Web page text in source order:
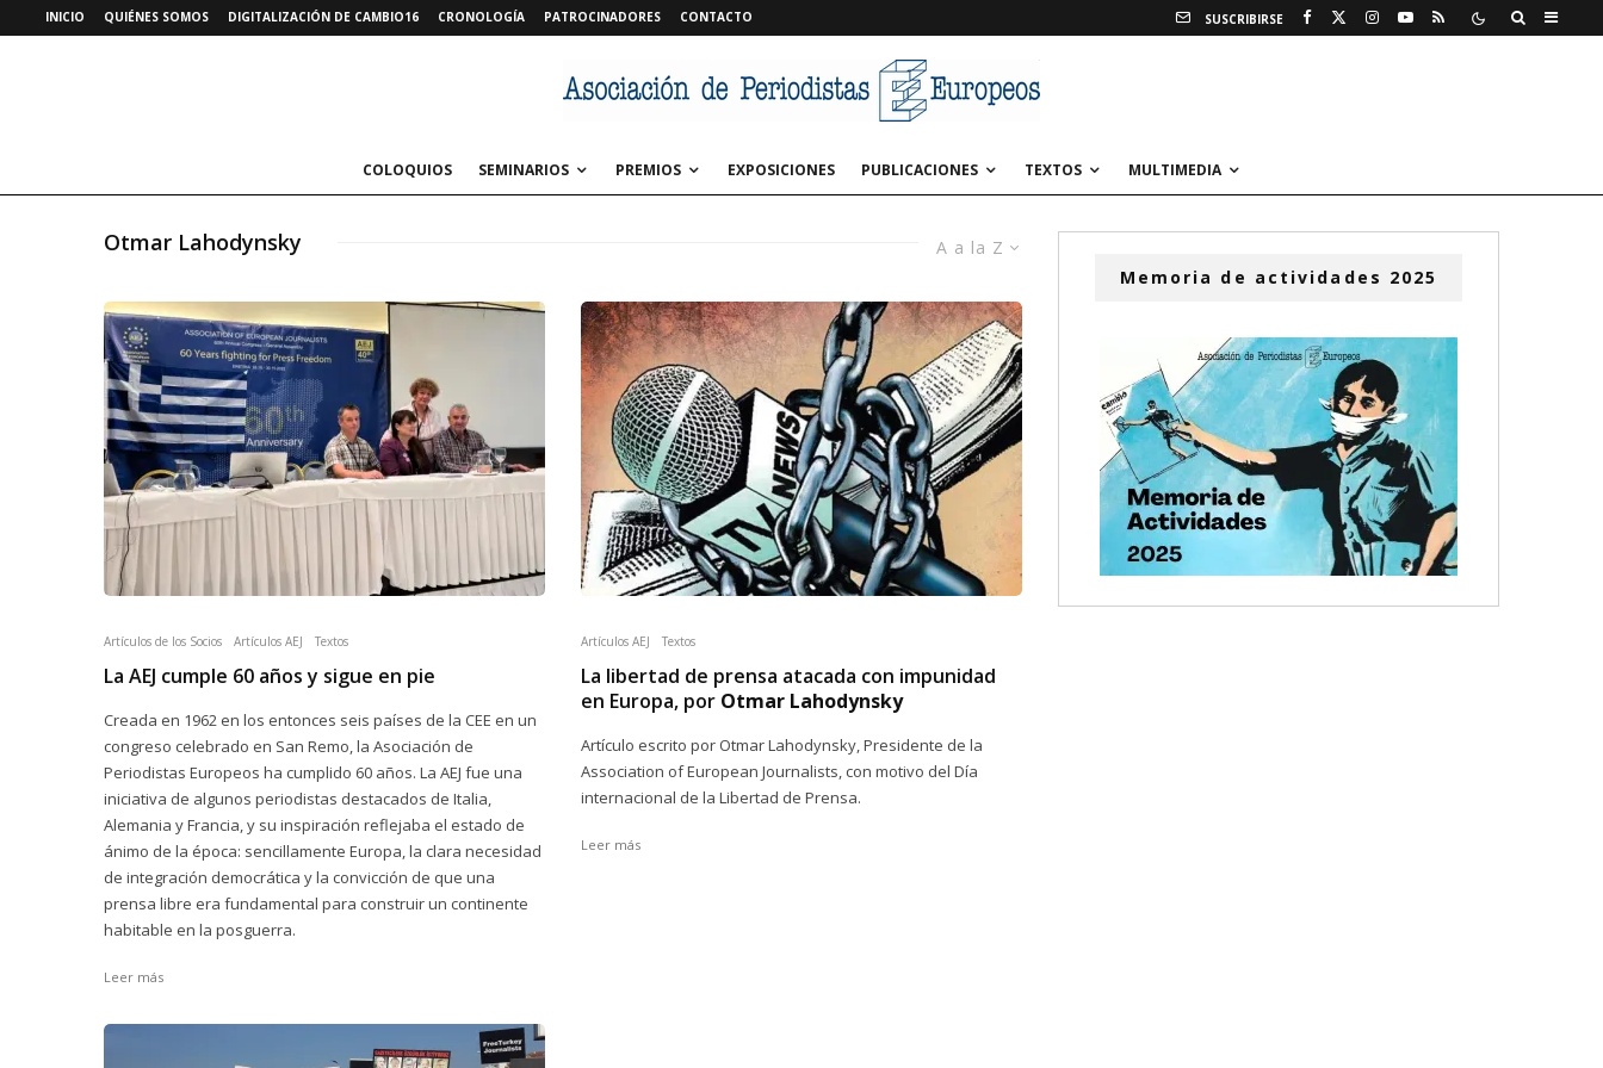
INICIO QUIÉNES SOMOS DIGITALIZACIÓN DE CAMBIO16 CRONOLOGÍA PATROCINADORES CONTACTO SUSCRIBIRSE
COLOQUIOS SEMINARIOS PREMIOS EXPOSICIONES PUBLICACIONES TEXTOS MULTIMEDIA
A a la Z
Otmar Lahodynsky
Artículos de los Socios Artículos AEJ Textos
La AEJ cumple 60 años y sigue en pie
Creada en 1962 en los entonces seis países de la CEE en un
congreso celebrado en San Remo, la Asociación de
Periodistas Europeos ha cumplido 60 años. La AEJ fue una
iniciativa de algunos periodistas destacados de Italia,
Alemania y Francia, y su inspiración reflejaba el estado de
ánimo de la época: sencillamente Europa, la clara necesidad
de integración democrática y la convicción de que una
prensa libre era fundamental para construir un continente
habitable en la posguerra.
Leer más
Artículos AEJ Textos
La libertad de prensa atacada con impunidad
en Europa, por Otmar Lahodynsky
Artículo escrito por Otmar Lahodynsky, Presidente de la
Association of European Journalists, con motivo del Día
internacional de la Libertad de Prensa.
Leer más
Memoria de actividades 2025